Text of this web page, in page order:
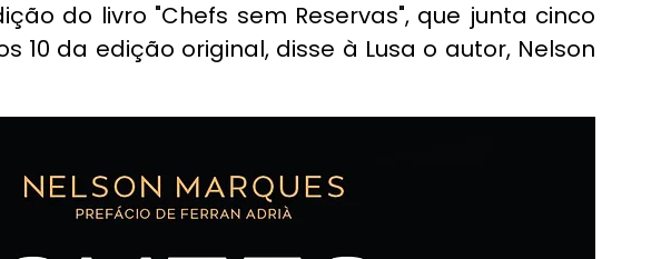
do livro "Chefs sem Reservas", que junta cinco
10 da edição original, disse à Lusa o autor, Nelson